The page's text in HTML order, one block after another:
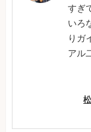
すぎ
いろ
りガ
アル